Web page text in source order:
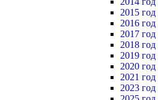
2015 год
2016 год
2017 год
2018 год
2019 год
2020 год
2021 год
2023 год